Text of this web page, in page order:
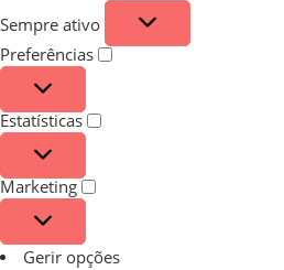
Sempre ativo
Preferências
Estatísticas
Marketing
Gerir opções